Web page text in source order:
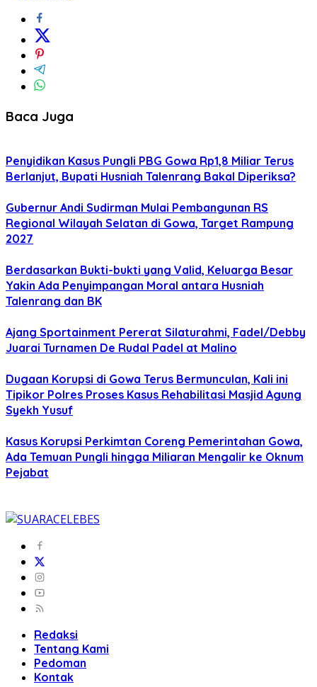
Baca Juga
Penyidikan Kasus Pungli PBG Gowa Rp1,8 Miliar Terus
Berlanjut, Bupati Husniah Talenrang Bakal Diperiksa?
Gubernur Andi Sudirman Mulai Pembangunan RS
Regional Wilayah Selatan di Gowa, Target Rampung
2027
Berdasarkan Bukti-bukti yang Valid, Keluarga Besar
Yakin Ada Penyimpangan Moral antara Husniah
Talenrang dan BK
Ajang Sportainment Pererat Silaturahmi, Fadel/Debby
Juarai Turnamen De Rudal Padel at Malino
Dugaan Korupsi di Gowa Terus Bermunculan, Kali ini
Tipikor Polres Proses Kasus Rehabilitasi Masjid Agung
Syekh Yusuf
Kasus Korupsi Perkimtan Coreng Pemerintahan Gowa,
Ada Temuan Pungli hingga Miliaran Mengalir ke Oknum
Pejabat
Redaksi
Tentang Kami
Pedoman
Kontak